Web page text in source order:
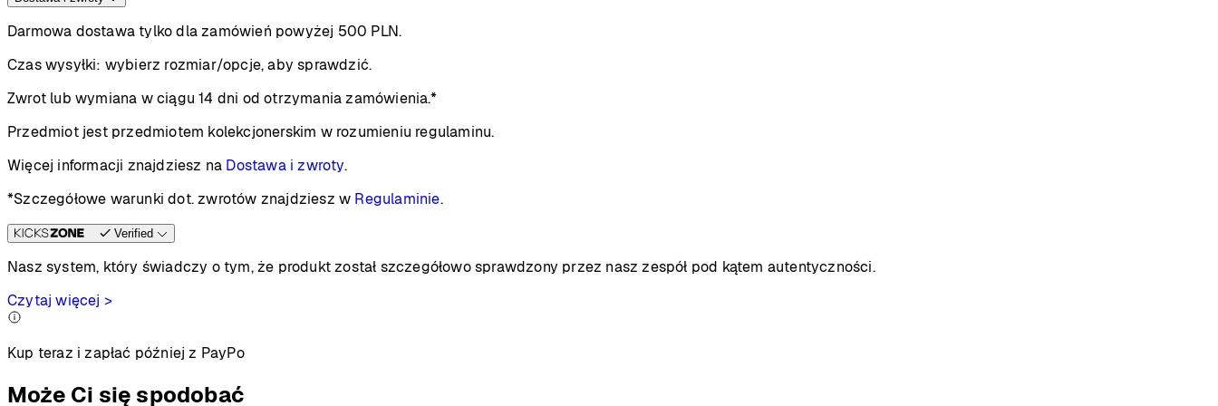
Darmowa dostawa tylko dla zamówień powyżej 500 PLN.
Czas wysyłki: wybierz rozmiar/opcje, aby sprawdzić.
Zwrot lub wymiana w ciągu 14 dni od otrzymania zamówienia.*
Przedmiot jest przedmiotem kolekcjonerskim w rozumieniu regulaminu.
Więcej informacji znajdziesz na Dostawa i zwroty.
*Szczegółowe warunki dot. zwrotów znajdziesz w Regulaminie.
Verified
Nasz system, który świadczy o tym, że produkt został szczegółowo sprawdzony przez nasz zespół pod kątem autentyczności.
Czytaj więcej >
Kup teraz i zapłać później z PayPo
Może Ci się spodobać